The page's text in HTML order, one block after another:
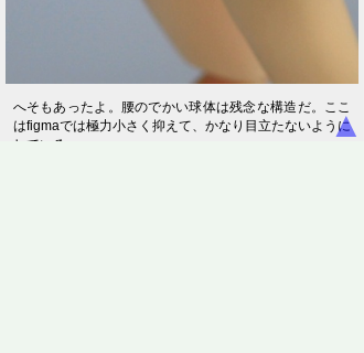
へそもあったよ。腰のでかい球体は残念な構造だ。ここ
はfigmaでは極力小さく抑えて、かなり目立たないように
している。
▲